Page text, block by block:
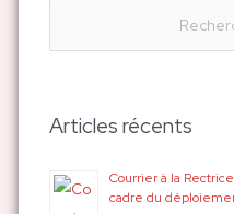
h
Articles récents
Courrier à la
cadre du